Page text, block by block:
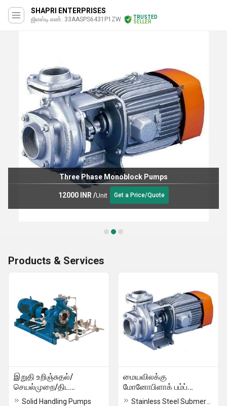
SHAPRI ENTERPRISES
ஜிஎஸ்டி எண். 33AASPS6431P1ZW
TRUSTED
SELLER
Three Phase Monoblock Pumps
12000 INR /Unit Get a Price/Quote
Products & Services
இறுதி உறிஞ்சுதல்/
செயல்முறை/திட
கையாளுதல்/HSC பம்புகள்
Solid Handling Pumps
மையவிலக்கு
மோனோபிளாக் பம்ப்
செட்கள்